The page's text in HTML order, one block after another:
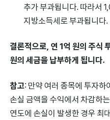
추가 부과됩니다. 따라서
지방소득세로 부과됩니다.
결론적으로, 연 1억 원의 주식
원의 세금을 납부하게 됩니다.
참고: 만약 여러 종목에 투자
손실 금액을 수익에서 차감하
연도에 손실이 발생한 경우 최